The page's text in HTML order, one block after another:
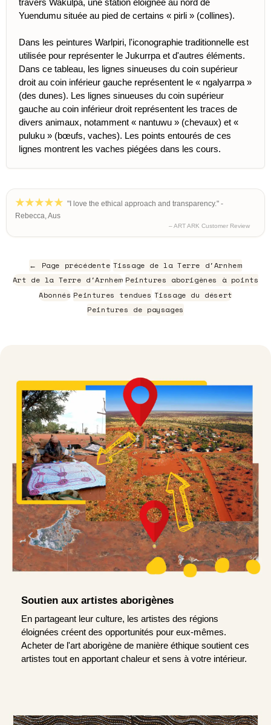
travers Wakulpa, une station éloignée au nord de
Yuendumu située au pied de certains « pirli » (collines).
Dans les peintures Warlpiri, l'iconographie traditionnelle est
utilisée pour représenter le Jukurrpa et d'autres éléments.
Dans ce tableau, les lignes sinueuses du coin supérieur
droit au coin inférieur gauche représentent le « ngalyarrpa »
(des dunes). Les lignes sinueuses du coin supérieur
gauche au coin inférieur droit représentent les traces de
divers animaux, notamment « nantuwu » (chevaux) et «
puluku » (bœufs, vaches). Les points entourés de ces
lignes montrent les vaches piégées dans les cours.
"I love the ethical approach and transparency." -
Rebecca, Aus
– ART ARK Customer Review
← Page précédente Tissage de la Terre d'Arnhem
Art de la Terre d'Arnhem Peintures aborigènes à points
Abonnés Peintures tendues Tissage du désert
Peintures de paysages
Soutien aux artistes aborigènes
En partageant leur culture, les artistes des régions
éloignées créent des opportunités pour eux-mêmes.
Acheter de l'art aborigène de manière éthique soutient ces
artistes tout en apportant chaleur et sens à votre intérieur.